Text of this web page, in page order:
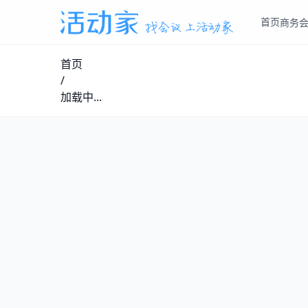
首页商务
首页
/
加载中...